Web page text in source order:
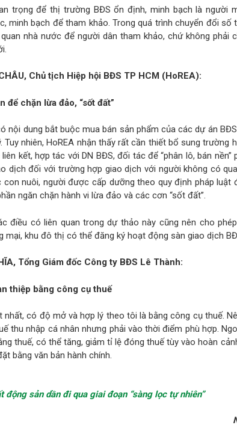
trọng để thị trường BĐS ổn định, minh bạch là người
minh bạch để tham khảo. Trong quá trình chuyển đổi số
nhà nước để người dân tham khảo, chứ không phải
Chủ tịch Hiệp hội BĐS TP HCM (HoREA):
để chặn lừa đảo, “sốt đất”
nội dung bắt buộc mua bán sản phẩm của các dự án
Tuy nhiên, HoREA nhận thấy rất cần thiết bổ sung trường
kết, hợp tác với DN BĐS, đối tác để “phân lô, bán nền”
dịch đối với trường hợp giao dịch với người không có
con nuôi, người được cấp dưỡng theo quy định pháp luật
ngăn chặn hành vi lừa đảo và các cơn “sốt đất”.
điều có liên quan trong dự thảo này cũng nên cho
mại, khu đô thị có thể đăng ký hoạt động sàn giao dịch
Tổng Giám đốc Công ty BĐS Lê Thành:
thiệp bằng công cụ thuế
nhất, có độ mở và hợp lý theo tôi là bằng công cụ thuế.
thu nhập cá nhân nhưng phải vào thời điểm phù hợp.
thuế, có thể tăng, giảm tỉ lệ đóng thuế tùy vào hoàn
bằng văn bản hành chính.
động sản dần đi qua giai đoạn “sàng lọc tự nhiên”